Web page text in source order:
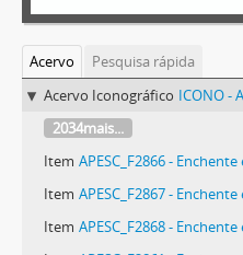
Acervo
Pesquisa rápida
Acervo Iconográfico ICONO -
2034mais...
Item APESC_F2866 -
Item APESC_F2867 -
Item APESC_F2868 -